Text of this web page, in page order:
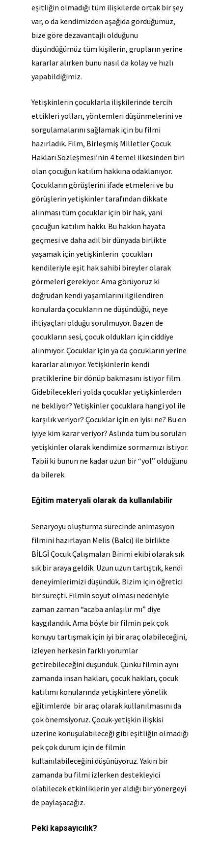
eşitliğin olmadığı tüm ilişkilerde ortak bir şey
var, o da kendimizden aşağıda gördüğümüz,
bize göre dezavantajlı olduğunu
düşündüğümüz tüm kişilerin, grupların yerine
kararlar alırken bunu nasıl da kolay ve hızlı
yapabildiğimiz.
Yetişkinlerin çocuklarla ilişkilerinde tercih
ettikleri yolları, yöntemleri düşünmelerini ve
sorgulamalarını sağlamak için bu filmi
hazırladık. Film, Birleşmiş Milletler Çocuk
Hakları Sözleşmesi’nin 4 temel ilkesinden biri
olan çocuğun katılım hakkına odaklanıyor.
Çocukların görüşlerini ifade etmeleri ve bu
görüşlerin yetişkinler tarafından dikkate
alınması tüm çocuklar için bir hak, yani
çocuğun katılım hakkı. Bu hakkın hayata
geçmesi ve daha adil bir dünyada birlikte
yaşamak için yetişkinlerin çocukları
kendileriyle eşit hak sahibi bireyler olarak
görmeleri gerekiyor. Ama görüyoruz ki
doğrudan kendi yaşamlarını ilgilendiren
konularda çocukların ne düşündüğü, neye
ihtiyaçları olduğu sorulmuyor. Bazen de
çocukların sesi, çocuk oldukları için ciddiye
alınmıyor. Çocuklar için ya da çocukların yerine
kararlar alınıyor. Yetişkinlerin kendi
pratiklerine bir dönüp bakmasını istiyor film.
Gidebilecekleri yolda çocuklar yetişkinlerden
ne bekliyor? Yetişkinler çocuklara hangi yol ile
karşılık veriyor? Çocuklar için en iyisi ne? Bu en
iyiye kim karar veriyor? Aslında tüm bu soruları
yetişkinler olarak kendimize sormamızı istiyor.
Tabii ki bunun ne kadar uzun bir “yol” olduğunu
da bilerek.
Eğitim materyali olarak da kullanılabilir
Senaryoyu oluşturma sürecinde animasyon
filmini hazırlayan Melis (Balcı) ile birlikte
BİLGİ Çocuk Çalışmaları Birimi ekibi olarak sık
sık bir araya geldik. Uzun uzun tartıştık, kendi
deneyimlerimizi düşündük. Bizim için öğretici
bir süreçti. Filmin soyut olması nedeniyle
zaman zaman “acaba anlaşılır mı” diye
kaygılandık. Ama böyle bir filmin pek çok
konuyu tartışmak için iyi bir araç olabileceğini,
izleyen herkesin farklı yorumlar
getirebileceğini düşündük. Çünkü filmin aynı
zamanda insan hakları, çocuk hakları, çocuk
katılımı konularında yetişkinlere yönelik
eğitimlerde bir araç olarak kullanılmasını da
çok önemsiyoruz. Çocuk-yetişkin ilişkisi
üzerine konuşulabileceği gibi eşitliğin olmadığı
pek çok durum için de filmin
kullanılabileceğini düşünüyoruz. Yakın bir
zamanda bu filmi izlerken destekleyici
olabilecek etkinliklerin yer aldığı bir yönergeyi
de paylaşacağız.
Peki kapsayıcılık?